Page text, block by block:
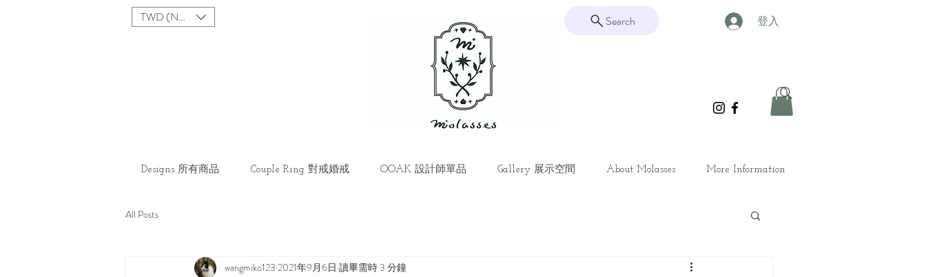
TWD (NT$) 登入
Search
Designs 所有商品 Couple Ring 對戒婚戒 OOAK 設計師單品 Gallery 展示空間 About Molasses More Information
All Posts
wangmiko123 2021年9月6日 讀畢需時 3 分鐘